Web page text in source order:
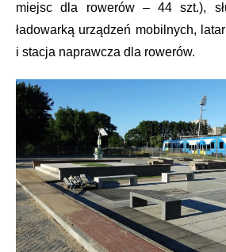
miejsc dla rowerów – 44 szt.),
ładowarką urządzeń mobilnych,
i stacja naprawcza dla rowerów.